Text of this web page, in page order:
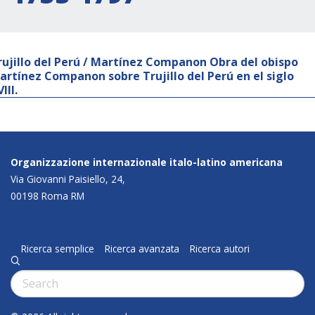
del Perú / Martínez Companon Obra del obispo
Companon sobre Trujillo del Perú en el siglo
Organizzazione internazionale italo-latino americana
Via Giovanni Paisiello, 24,
00198 Roma RM
Ricerca semplice Ricerca avanzata Ricerca autori
q
Cerca: